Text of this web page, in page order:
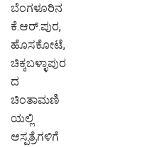
ಬೆಂಗಳೂರಿನ
ಕೆ.ಆರ್.ಪುರ,
ಹೊಸಕೋಟೆ,
ಚಿಕ್ಕಬಳ್ಳಾಪುರ
ದ
ಚಿಂತಾಮಣಿ
ಯಲ್ಲಿ
ಆಸ್ಪತ್ರೆಗಳಿಗೆ